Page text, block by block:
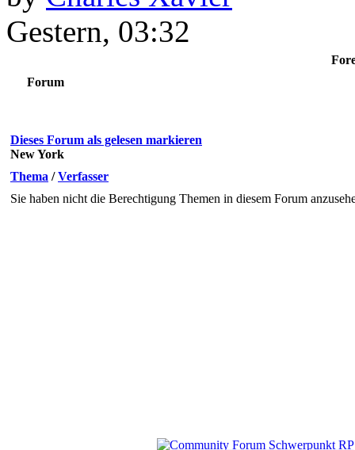
Gestern, 03:32
Forum
Dieses Forum als gelesen markieren
New York
Thema /Verfasser
Sie haben nicht die Berechtigung Themen in diesem Forum